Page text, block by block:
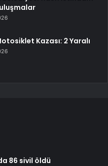
Kazası: 2 Yaralı
86 sivil öldü